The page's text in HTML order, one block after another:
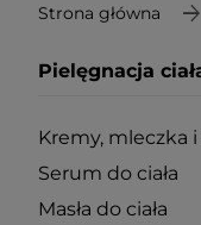
Strona główna
Pielęgnacja
Kremy, mleczka
Serum do ciała
Masła do ciała